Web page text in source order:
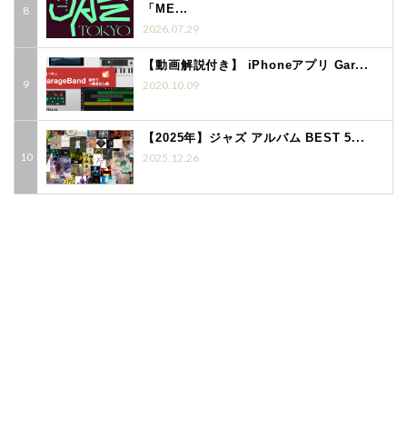
「ME...
2026.07.29
【動画解説付き】 iPhoneアプリ Gar...
2020.10.09
【2025年】ジャズ アルバム BEST 5...
2025.12.26